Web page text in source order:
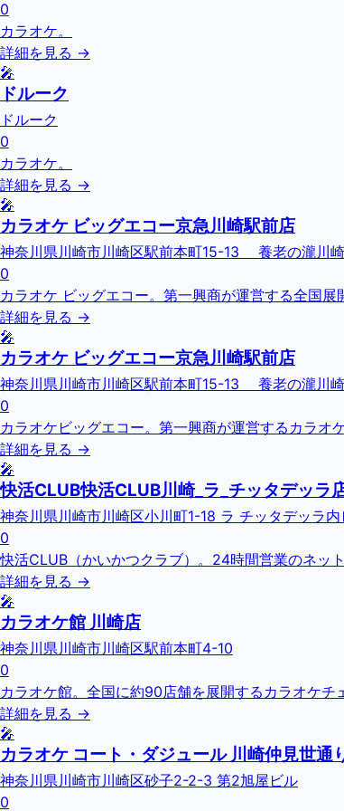
0
カラオケ。
詳細を見る →
🎤
ドルーク
ドルーク
0
カラオケ。
詳細を見る →
🎤
カラオケ ビッグエコー京急川崎駅前店
神奈川県川崎市川崎区駅前本町15-13 養老の瀧川
0
カラオケ ビッグエコー。第一興商が運営する全国展
詳細を見る →
🎤
カラオケ ビッグエコー京急川崎駅前店
神奈川県川崎市川崎区駅前本町15-13 養老の瀧川
0
カラオケビッグエコー。第一興商が運営するカラオ
詳細を見る →
🎤
快活CLUB快活CLUB川崎_ラ_チッタデッラ
神奈川県川崎市川崎区小川町1-18 ラ チッタデッラ
0
快活CLUB（かいかつクラブ）。24時間営業のネッ
詳細を見る →
🎤
カラオケ館 川崎店
神奈川県川崎市川崎区駅前本町4-10
0
カラオケ館。全国に約90店舗を展開するカラオケチ
詳細を見る →
🎤
カラオケ コート・ダジュール 川崎仲見世通
神奈川県川崎市川崎区砂子2-2-3 第2旭屋ビル
0